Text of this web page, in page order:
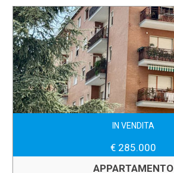
IN VENDITA
€ 285.000
APPARTAMENTO